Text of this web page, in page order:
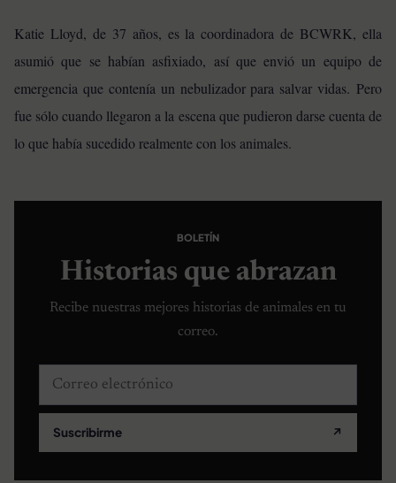
Katie Lloyd, de 37 años, es la coordinadora de BCWRK, ella
asumió que se habían asfixiado, así que envió un equipo de
emergencia que contenía un nebulizador para salvar vidas. Pero
fue sólo cuando llegaron a la escena que pudieron darse cuenta de
lo que había sucedido realmente con los animales.
BOLETÍN
Historias que abrazan
Recibe nuestras mejores historias de animales en tu
correo.
Correo electrónico
Suscribirme ↗